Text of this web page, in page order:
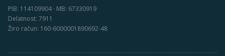
PIB: 114109904 · MB: 67330919
Delatnost: 7911
Žiro račun: 160-6000001890692-48